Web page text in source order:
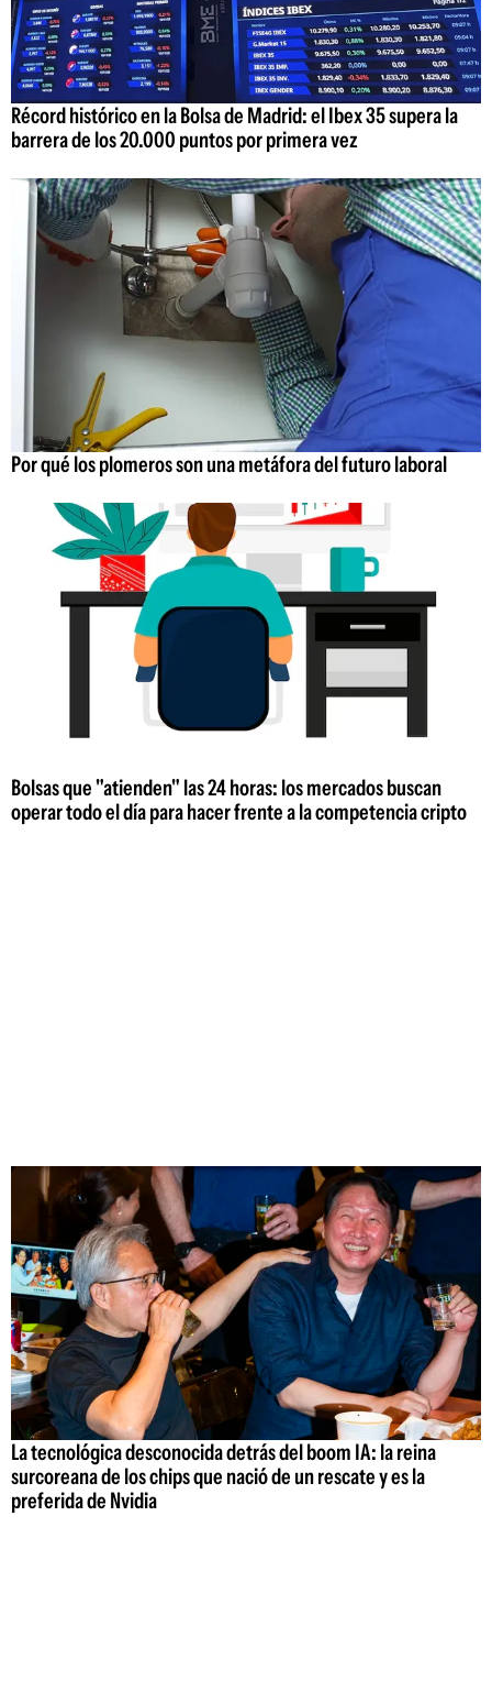
Récord histórico en la Bolsa de Madrid: el Ibex 35 supera la
barrera de los 20.000 puntos por primera vez
Por qué los plomeros son una metáfora del futuro laboral
Bolsas que "atienden" las 24 horas: los mercados buscan
operar todo el día para hacer frente a la competencia cripto
La tecnológica desconocida detrás del boom IA: la reina
surcoreana de los chips que nació de un rescate y es la
preferida de Nvidia